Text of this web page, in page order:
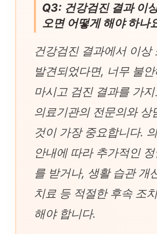
Q3: 건강검진 결과 이
오면 어떻게 해야 하나
건강검진 결과에서 이상
발견되었다면, 너무 불
마시고 검진 결과를 가
의료기관의 전문의와 상
것이 가장 중요합니다.
안내에 따라 추가적인
를 받거나, 생활 습관 개
치료 등 적절한 후속 조
해야 합니다.